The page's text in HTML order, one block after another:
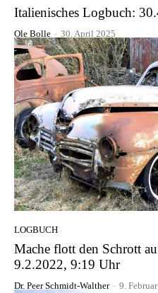
Italienisches Logbuch:
Ole Bolle - 30. April 2025
LOGBUCH
Mache flott den Schrott
9.2.2022, 9:19 Uhr
Dr. Peer Schmidt-Walther - 9.